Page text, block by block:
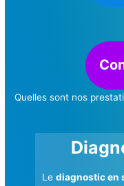
Quelles sont nos
Lediagnostic en